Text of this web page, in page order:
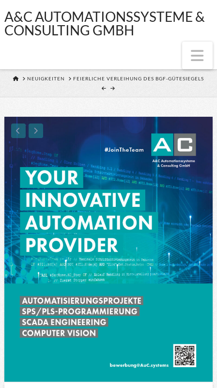
A&C
&
CONSULTING
GMBH
A&C AUTOMATIONSSYSTEME &
CONSULTING GMBH
HOMENEUIGKEITEN FEIERLICHE VERLEIHUNG DES BGF-GÜTESIEGELS